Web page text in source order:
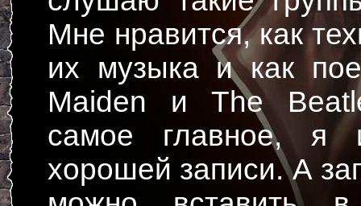
Мне нравится, как
их музыка и как
Maiden и The
самое главное, я
хорошей записи. А